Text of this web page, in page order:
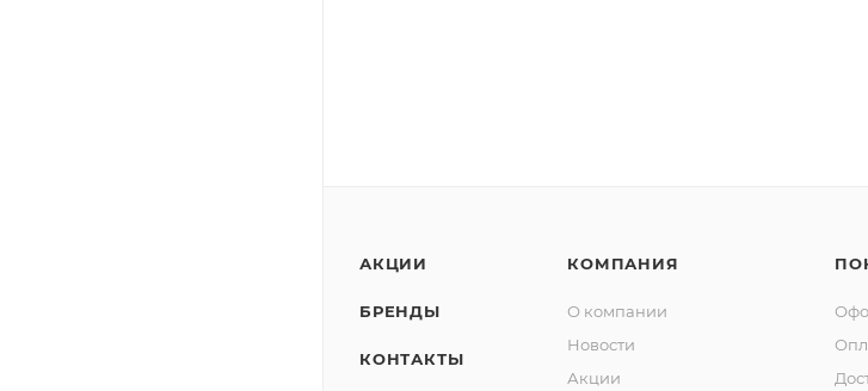
АКЦИИ
БРЕНДЫ
КОНТАКТЫ
КОМПАНИЯ
О компании
Новости
Акции